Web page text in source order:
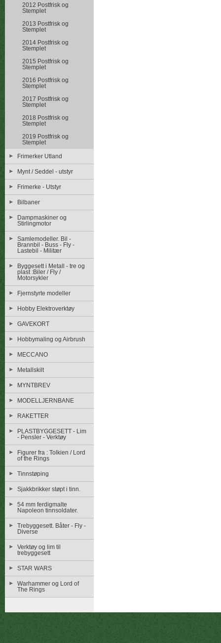
2012 Postfrisk og
Stemplet
2013 Postfrisk og
Stemplet
2014 Postfrisk og
Stemplet
2015 Postfrisk og
Stemplet
2016 Postfrisk og
Stemplet
2017 Postfrisk og
Stemplet
2018 Postfrisk og
Stemplet
2019 Postfrisk og
Stemplet
Frimerker Utland
Mynt / Seddel - utstyr
Frimerke - Utstyr
Bilbaner
Dampmaskiner og
Stirlingmotor
Samlemodeller. Bil -
Brannbil - Buss - Fly -
Lastebil - Militær
Byggesett i Metall - tre og
plast :Biler / Fly /
Motorsykler
Fjernstyrte modeller
Hobby Elektroverktøy
GAVEKORT
Hobbymaling og Airbrush
MECCANO
Metallskilt
MYNTBREV
MODELLJERNBANE
RAKETTER
PLASTBYGGESETT - Lim
- Pensler - Verktøy
Figurer fra : Tolkien / Lord
of the Rings
Tinnstøping
Sjakkbrikker støpt i tinn.
54 mm ferdigmalte
Napoleon tinnsoldater.
Trebyggesett. Båter - Fly -
Diverse
Verktøy og lim til
trebyggesett
STAR WARS
Warhammer og Lord of
The Rings